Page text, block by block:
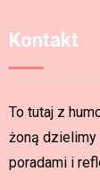
Kontakt
To tutaj z
żoną dzielimy
poradami i